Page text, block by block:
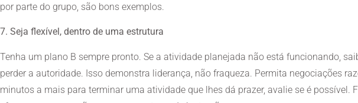
por parte do grupo, são bons exemplos.
7. Seja flexível, dentro de uma estrutura
Tenha um plano B sempre pronto. Se a atividade planejada não está funcionando,
perder a autoridade. Isso demonstra liderança, não fraqueza. Permita negociações
minutos a mais para terminar uma atividade que lhes dá prazer, avalie se é possível.